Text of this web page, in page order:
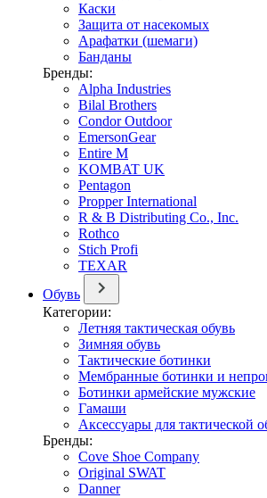
Каски
Защита от насекомых
Арафатки (шемаги)
Банданы
Бренды:
Alpha Industries
Bilal Brothers
Condor Outdoor
EmersonGear
Entire M
KOMBAT UK
Pentagon
Propper International
R & B Distributing Co., Inc.
Rothco
Stich Profi
TEXAR
Обувь
Категории:
Летняя тактическая обувь
Зимняя обувь
Тактические ботинки
Мембранные ботинки и
Ботинки армейские мужские
Гамаши
Аксессуары для тактической
Бренды:
Cove Shoe Company
Original SWAT
Danner